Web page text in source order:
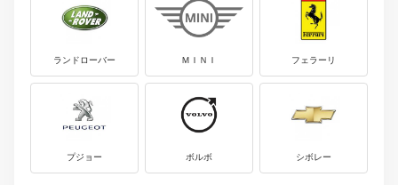
ランドローバー ＭＩＮＩ フェラーリ
プジョー ボルボ シボレー